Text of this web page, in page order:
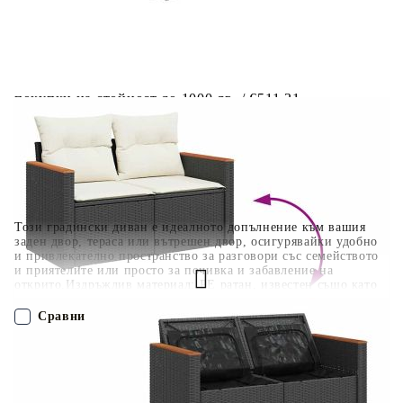
Този градински диван е идеалното допълнение към вашия
заден двор, тераса или вътрешен двор, осигурявайки удобно
и привлекателно пространство за разговори със семейството
и приятелите или просто за почивка и забавление на
открито.Издръжлив материал: PE ратан, известен също като
поддръжка, който прилича на естествен ратан. Той е лек,
лесен за почистване и често се използва за външни мебели
поради своята издръжливост и устойчивост на атмосферни
влияния.Функция за съхранение с водоустойчива чанта:
Всяка градинска седалка разполага с място за съхранение под
седалката, допълнено с водоустойчива чанта за съхранение на
възглавници, играчки и други предмети. Вътрешните чанти
покупки на стойност до 1000 лв. / €511.31
Плащане на 6 вноски. Стойността на поръчката се
разпределя в 6 равни месечни вноски с оскъпяване. За
покупки на стойност до 2000 лв. / €1022.61
ПОРЪЧАЙ БЕЗ РЕГИСТРАЦИЯ
Сравни